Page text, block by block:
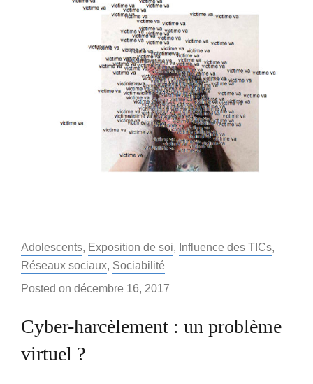
Categories:
Adolescents, Exposition de soi, Influence des TICs,
Réseaux sociaux, Sociabilité
Posted on décembre 16, 2017
Cyber-harcèlement : un problème
virtuel ?